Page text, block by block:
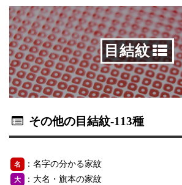
目結紋
その他の目結紋-113種
名 ：名字の分かる家紋
大 ：大名・旗本の家紋